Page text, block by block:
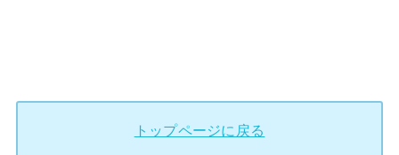
トップページに戻る